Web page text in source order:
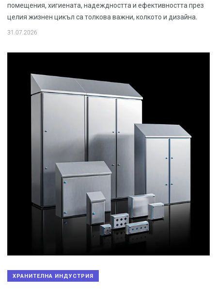
помещения, хигиената, надеждността и ефективността през
целия жизнен цикъл са толкова важни, колкото и дизайна.
31.07.2026
ХРАНИТЕЛНА ИНДУСТРИЯ